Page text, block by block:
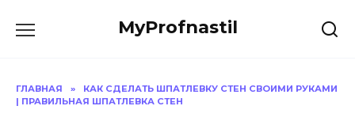
MyProfnastil
ГЛАВНАЯ »
КАК СДЕЛАТЬ ШПАТЛЕВКУ СТЕН СВОИМИ РУКАМИ
| ПРАВИЛЬНАЯ ШПАТЛЕВКА СТЕН